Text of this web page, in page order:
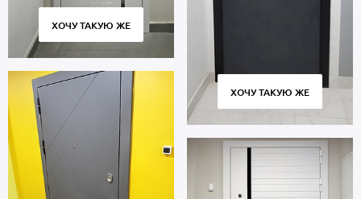
установка «под ключ». Гарантийный период 5 лет.
ХОЧУ ТАКУЮ ЖЕ
ХОЧУ ТАКУЮ ЖЕ